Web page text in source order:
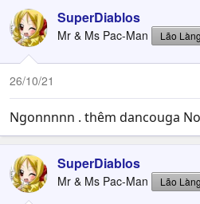
SuperDiablos
Mr & Ms Pac-Man Lão
26/10/21
Ngonnnnn . thêm dancouga
SuperDiablos
Mr & Ms Pac-Man Lão